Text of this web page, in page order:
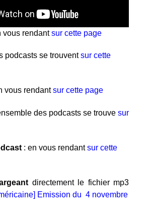
vous rendantsur cette page
podcasts se trouventsur cette
vous rendantsur cette page
des podcasts se trouve sur
: en vous rendantsur cette
directement le fichier mp3
Emission du 4 novembre